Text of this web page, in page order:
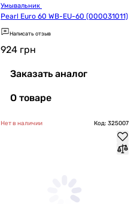
Pearl Euro 60 WB-EU-60 (000031011)
Написать отзыв
924 грн
Заказать аналог
О товаре
Нет в наличии Код: 325007